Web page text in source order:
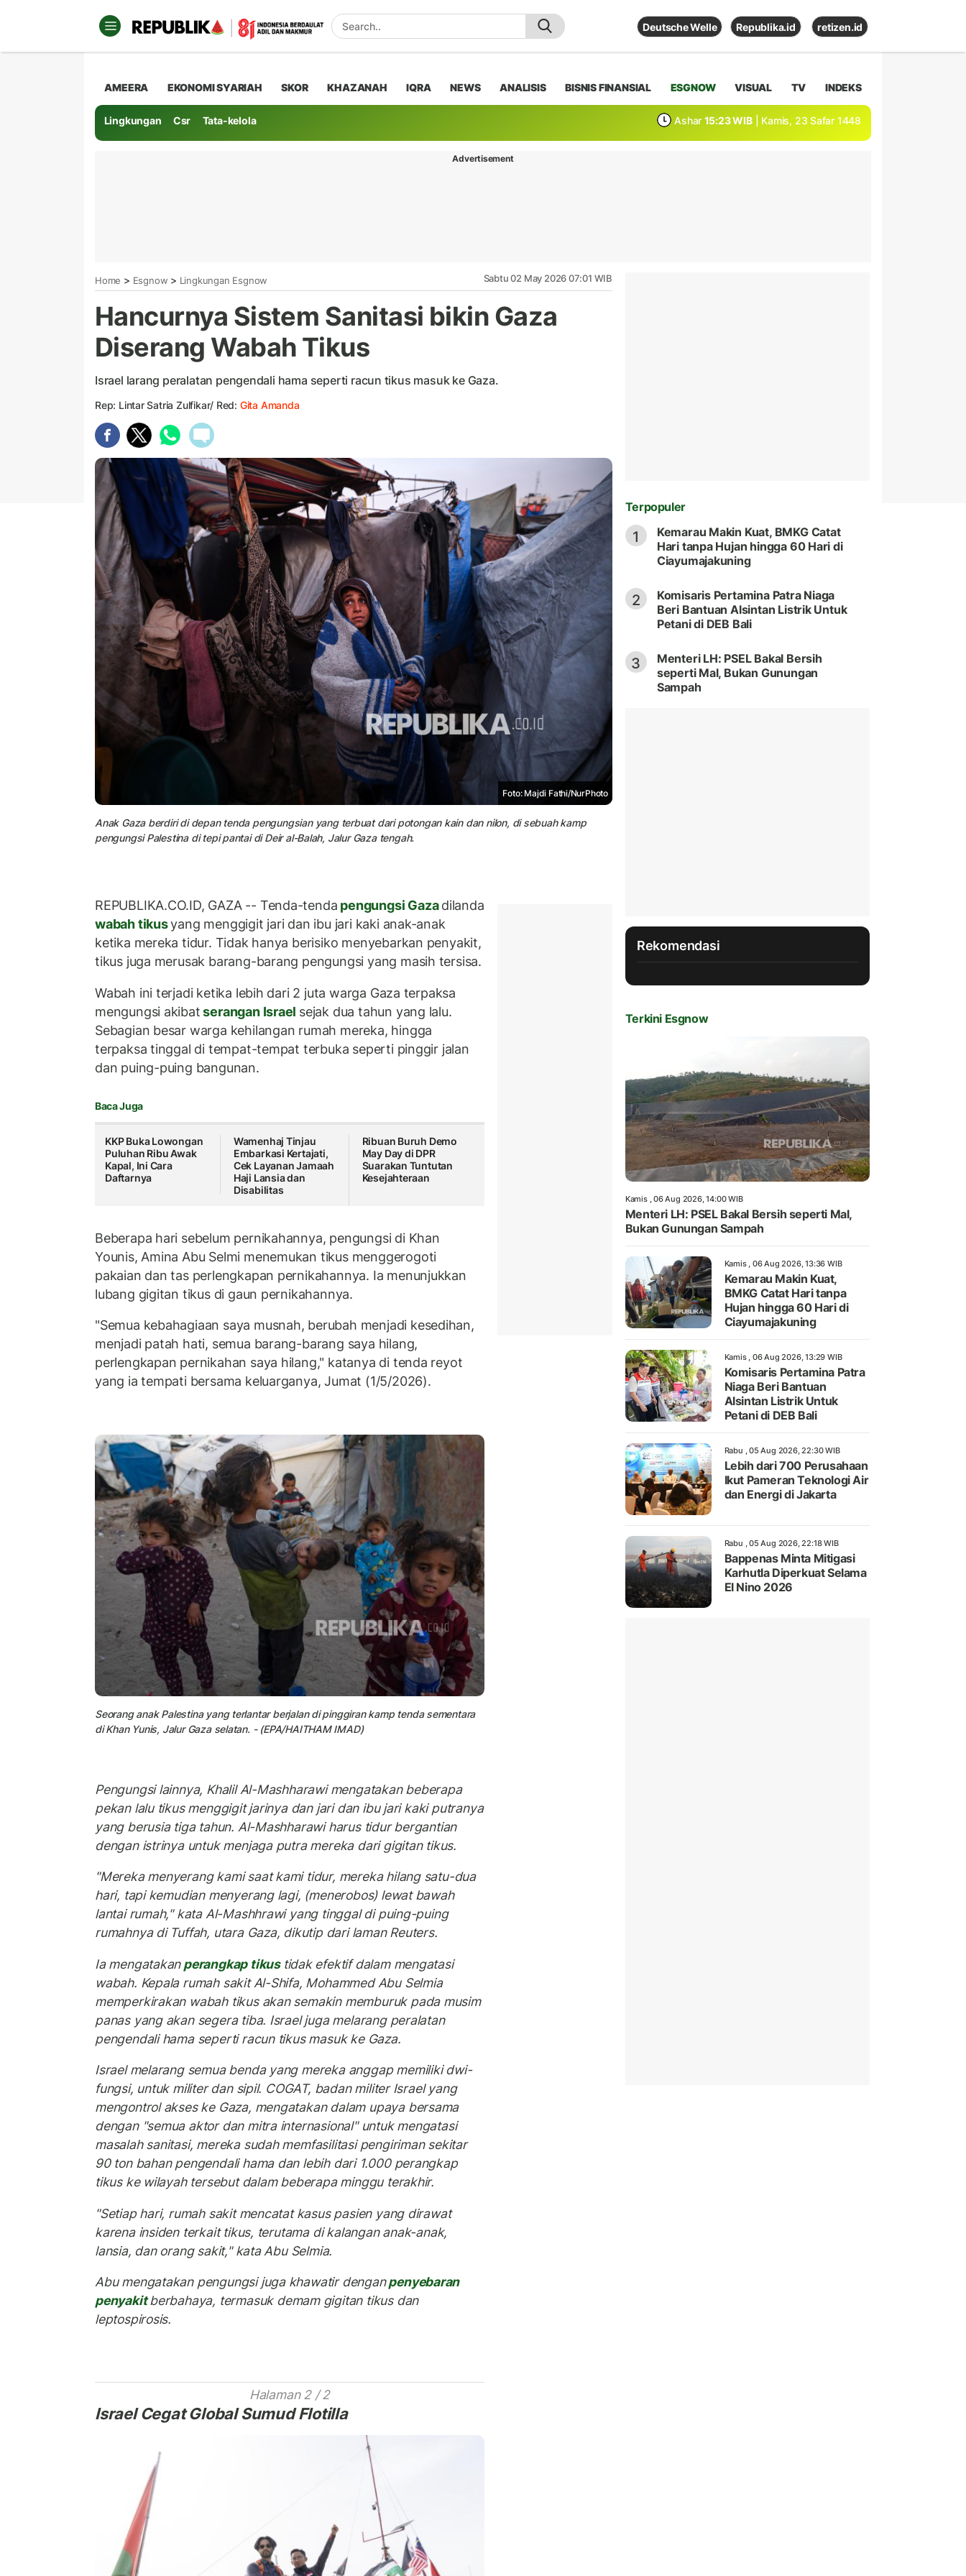
Deutsche Welle Republika.id retizen.id
AMEERA EKONOMI SYARIAH SKOR KHAZANAH IQRA NEWS ANALISIS BISNIS FINANSIAL ESGNOW VISUAL TV INDEKS
Lingkungan Csr Tata-kelola Ashar 15:23 WIB | Kamis, 23 Safar 1448
Advertisement
Home > Esgnow > Lingkungan Esgnow Sabtu 02 May 2026 07:01 WIB
Hancurnya Sistem Sanitasi bikin Gaza
Diserang Wabah Tikus
Israel larang peralatan pengendali hama seperti racun tikus masuk ke Gaza.
Rep: Lintar Satria Zulfikar/ Red: Gita Amanda
Foto: Majdi Fathi/NurPhoto
Anak Gaza berdiri di depan tenda pengungsian yang terbuat dari potongan kain dan nilon, di sebuah kamp
pengungsi Palestina di tepi pantai di Deir al-Balah, Jalur Gaza tengah.
REPUBLIKA.CO.ID, GAZA -- Tenda-tenda pengungsi Gazadilanda
wabah tikusyang menggigit jari dan ibu jari kaki anak-anak
ketika mereka tidur. Tidak hanya berisiko menyebarkan penyakit,
tikus juga merusak barang-barang pengungsi yang masih tersisa.
Wabah ini terjadi ketika lebih dari 2 juta warga Gaza terpaksa
mengungsi akibatserangan Israel sejak dua tahun yang lalu.
Sebagian besar warga kehilangan rumah mereka, hingga
terpaksa tinggal di tempat-tempat terbuka seperti pinggir jalan
dan puing-puing bangunan.
Baca Juga
KKP Buka Lowongan
Puluhan Ribu Awak
Kapal, Ini Cara
Daftarnya
Wamenhaj Tinjau
Embarkasi Kertajati,
Cek Layanan Jamaah
Haji Lansia dan
Disabilitas
Ribuan Buruh Demo
May Day di DPR
Suarakan Tuntutan
Kesejahteraan
Beberapa hari sebelum pernikahannya, pengungsi di Khan
Younis, Amina Abu Selmi menemukan tikus menggerogoti
pakaian dan tas perlengkapan pernikahannya. Ia menunjukkan
lubang gigitan tikus di gaun pernikahannya.
"Semua kebahagiaan saya musnah, berubah menjadi kesedihan,
menjadi patah hati, semua barang-barang saya hilang,
perlengkapan pernikahan saya hilang," katanya di tenda reyot
yang ia tempati bersama keluarganya, Jumat (1/5/2026).
Seorang anak Palestina yang terlantar berjalan di pinggiran kamp tenda sementara
di Khan Yunis, Jalur Gaza selatan. - (EPA/HAITHAM IMAD)
Pengungsi lainnya, Khalil Al-Mashharawi mengatakan beberapa
pekan lalu tikus menggigit jarinya dan jari dan ibu jari kaki putranya
yang berusia tiga tahun. Al-Mashharawi harus tidur bergantian
dengan istrinya untuk menjaga putra mereka dari gigitan tikus.
"Mereka menyerang kami saat kami tidur, mereka hilang satu-dua
hari, tapi kemudian menyerang lagi, (menerobos) lewat bawah
lantai rumah," kata Al-Mashhrawi yang tinggal di puing-puing
rumahnya di Tuffah, utara Gaza, dikutip dari laman Reuters.
Ia mengatakanperangkap tikus tidak efektif dalam mengatasi
wabah. Kepala rumah sakit Al-Shifa, Mohammed Abu Selmia
memperkirakan wabah tikus akan semakin memburuk pada musim
panas yang akan segera tiba. Israel juga melarang peralatan
pengendali hama seperti racun tikus masuk ke Gaza.
Israel melarang semua benda yang mereka anggap memiliki dwi-
fungsi, untuk militer dan sipil. COGAT, badan militer Israel yang
mengontrol akses ke Gaza, mengatakan dalam upaya bersama
dengan "semua aktor dan mitra internasional" untuk mengatasi
masalah sanitasi, mereka sudah memfasilitasi pengiriman sekitar
90 ton bahan pengendali hama dan lebih dari 1.000 perangkap
tikus ke wilayah tersebut dalam beberapa minggu terakhir.
"Setiap hari, rumah sakit mencatat kasus pasien yang dirawat
karena insiden terkait tikus, terutama di kalangan anak-anak,
lansia, dan orang sakit," kata Abu Selmia.
Abu mengatakan pengungsi juga khawatir denganpenyebaran
penyakitberbahaya, termasuk demam gigitan tikus dan
leptospirosis.
Halaman 2 / 2
Israel Cegat Global Sumud Flotilla
Terpopuler
1
Kemarau Makin Kuat, BMKG Catat
Hari tanpa Hujan hingga 60 Hari di
Ciayumajakuning
2
Komisaris Pertamina Patra Niaga
Beri Bantuan Alsintan Listrik Untuk
Petani di DEB Bali
3
Menteri LH: PSEL Bakal Bersih
seperti Mal, Bukan Gunungan
Sampah
Rekomendasi
Terkini Esgnow
Kamis , 06 Aug 2026, 14:00 WIB
Menteri LH: PSEL Bakal Bersih seperti Mal,
Bukan Gunungan Sampah
Kamis , 06 Aug 2026, 13:36 WIB
Kemarau Makin Kuat,
BMKG Catat Hari tanpa
Hujan hingga 60 Hari di
Ciayumajakuning
Kamis , 06 Aug 2026, 13:29 WIB
Komisaris Pertamina Patra
Niaga Beri Bantuan
Alsintan Listrik Untuk
Petani di DEB Bali
Rabu , 05 Aug 2026, 22:30 WIB
Lebih dari 700 Perusahaan
Ikut Pameran Teknologi Air
dan Energi di Jakarta
Rabu , 05 Aug 2026, 22:18 WIB
Bappenas Minta Mitigasi
Karhutla Diperkuat Selama
El Nino 2026